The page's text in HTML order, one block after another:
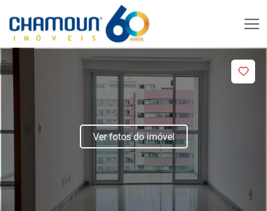
Ver fotos do imóvel